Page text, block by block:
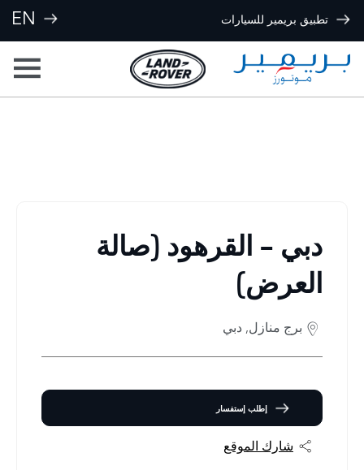
EN تطبيق بريمير للسيارات
دبي - القرهود (صالة
العرض)
برج منازل, دبي
إطلب إستفسار
شارك الموقع